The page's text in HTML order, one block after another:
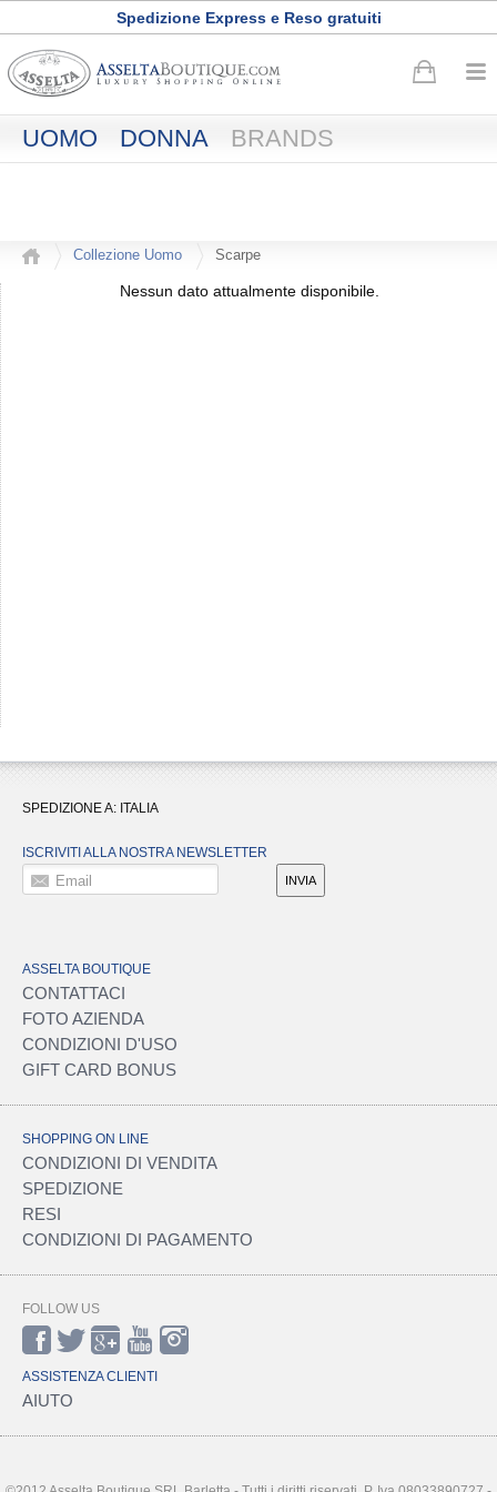
Spedizione Express e Reso gratuiti
UOMO DONNA BRANDS
Collezione Uomo Scarpe
Nessun dato attualmente disponibile.
SPEDIZIONE A: ITALIA
ISCRIVITI ALLA NOSTRA NEWSLETTER
Email INVIA
ASSELTA BOUTIQUE
CONTATTACI
FOTO AZIENDA
CONDIZIONI D'USO
GIFT CARD BONUS
SHOPPING ON LINE
CONDIZIONI DI VENDITA
SPEDIZIONE
RESI
CONDIZIONI DI PAGAMENTO
FOLLOW US
ASSISTENZA CLIENTI
AIUTO